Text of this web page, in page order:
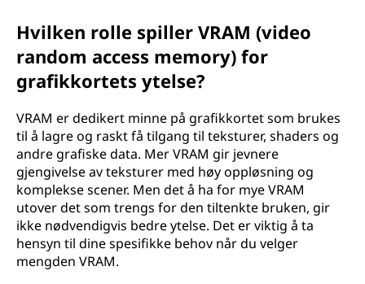
Hvilken rolle spiller VRAM (video
random access memory) for
grafikkortets ytelse?
VRAM er dedikert minne på grafikkortet som brukes
til å lagre og raskt få tilgang til teksturer, shaders og
andre grafiske data. Mer VRAM gir jevnere
gjengivelse av teksturer med høy oppløsning og
komplekse scener. Men det å ha for mye VRAM
utover det som trengs for den tiltenkte bruken, gir
ikke nødvendigvis bedre ytelse. Det er viktig å ta
hensyn til dine spesifikke behov når du velger
mengden VRAM.